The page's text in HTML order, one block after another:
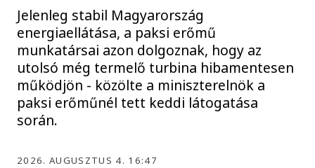
Jelenleg stabil Magyarország
energiaellátása, a paksi erőmű
munkatársai azon dolgoznak, hogy az
utolsó még termelő turbina hibamentesen
működjön - közölte a miniszterelnök a
paksi erőműnél tett keddi látogatása
során.
2026. AUGUSZTUS 4. 16:47